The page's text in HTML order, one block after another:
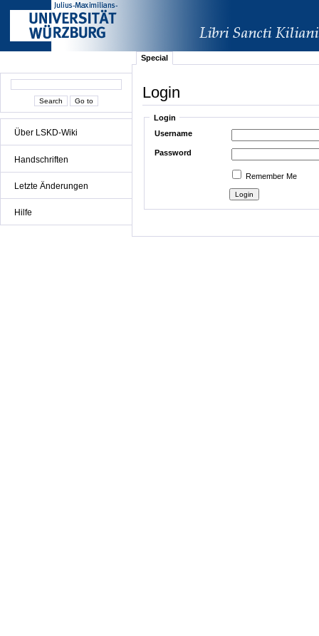
Über LSKD-Wiki
Handschriften
Letzte Änderungen
Hilfe
Special
Login
Login
Username
Password
Remember Me